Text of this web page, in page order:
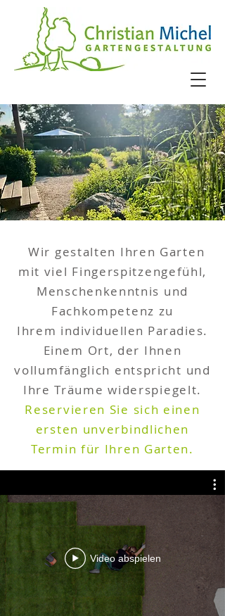
Wir gestalten Ihren Garten
mit viel Fingerspitzengefühl,
Menschenkenntnis und
Fachkompetenz zu
Ihrem individuellen Paradies.
Einem Ort, der Ihnen
vollumfänglich entspricht und
Ihre Träume widerspiegelt.
Reservieren Sie sich einen
ersten unverbindlichen
Termin für Ihren Garten.
Video abspielen